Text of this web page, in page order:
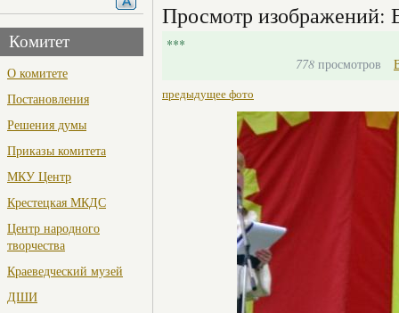
Комитет
О комитете
Постановления
Решения думы
Приказы комитета
МКУ Центр
Крестецкая МКДС
Центр народного
творчества
Краеведческий музей
ДШИ
Просмотр изображений:
***
778 просмотров
предыдущее фото